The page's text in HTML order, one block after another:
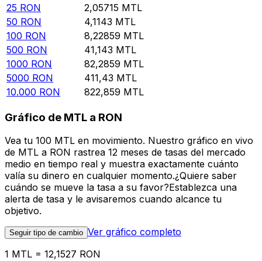
25 RON 2,05715 MTL
50 RON 4,1143 MTL
100 RON 8,22859 MTL
500 RON 41,143 MTL
1000 RON 82,2859 MTL
5000 RON 411,43 MTL
10.000 RON 822,859 MTL
Gráfico de MTL a RON
Vea tu 100 MTL en movimiento. Nuestro gráfico en vivo
de MTL a RON rastrea 12 meses de tasas del mercado
medio en tiempo real y muestra exactamente cuánto
valía su dinero en cualquier momento.¿Quiere saber
cuándo se mueve la tasa a su favor?Establezca una
alerta de tasa y le avisaremos cuando alcance tu
objetivo.
Seguir tipo de cambio Ver gráfico completo
1 MTL = 12,1527 RON